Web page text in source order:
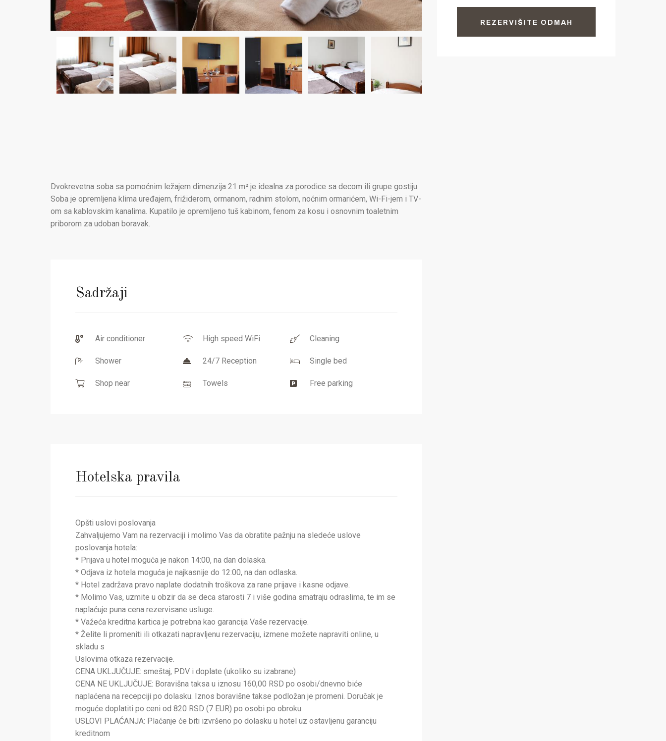
Dvokrevetna soba sa pomoćnim ležajem dimenzija 21 m² je idealna za porodice sa decom ili grupe gostiju.
Soba je opremljena klima uređajem, frižiderom, ormanom, radnim stolom, noćnim ormarićem, Wi-Fi-jem i TV-
om sa kablovskim kanalima. Kupatilo je opremljeno tuš kabinom, fenom za kosu i osnovnim toaletnim
priborom za udoban boravak.
Sadržaji
Air conditioner High speed WiFi Cleaning
Shower 24/7 Reception Single bed
Shop near Towels Free parking
Hotelska pravila
Opšti uslovi poslovanja
Zahvaljujemo Vam na rezervaciji i molimo Vas da obratite pažnju na sledeće uslove
poslovanja hotela:
* Prijava u hotel moguća je nakon 14:00, na dan dolaska.
* Odjava iz hotela moguća je najkasnije do 12:00, na dan odlaska.
* Hotel zadržava pravo naplate dodatnih troškova za rane prijave i kasne odjave.
* Molimo Vas, uzmite u obzir da se deca starosti 7 i više godina smatraju odraslima, te im se
naplaćuje puna cena rezervisane usluge.
* Važeća kreditna kartica je potrebna kao garancija Vaše rezervacije.
* Želite li promeniti ili otkazati napravljenu rezervaciju, izmene možete napraviti online, u
skladu s
Uslovima otkaza rezervacije.
CENA UKLJUČUJE: smeštaj, PDV i doplate (ukoliko su izabrane)
CENA NE UKLJUČUJE: Boravišna taksa u iznosu 160,00 RSD po osobi/dnevno biće
naplaćena na recepciji po dolasku. Iznos boravišne takse podložan je promeni. Doručak je
moguće doplatiti po ceni od 820 RSD (7 EUR) po osobi po obroku.
USLOVI PLAĆANJA: Plaćanje će biti izvršeno po dolasku u hotel uz ostavljenu garanciju
kreditnom
REZERVIŠITE ODMAH